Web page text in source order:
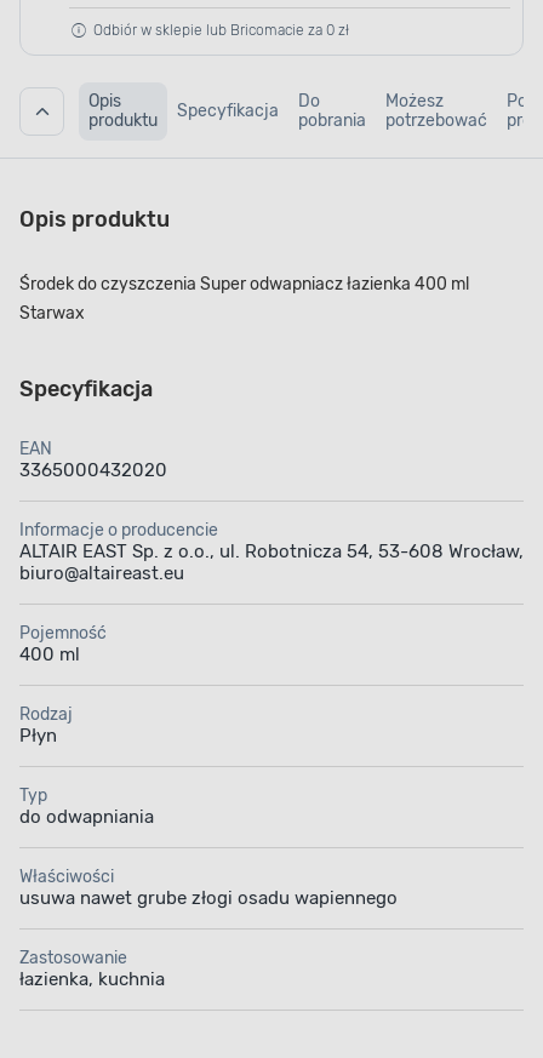
Odbiór w sklepie lub Bricomacie za 0 zł
Opis
produktu
Specyfikacja
Do
pobrania
Możesz
potrzebować
Opis produktu
Środek do czyszczenia Super odwapniacz łazienka 400 ml
Starwax
Specyfikacja
EAN
3365000432020
Informacje o producencie
ALTAIR EAST Sp. z o.o., ul. Robotnicza 54, 53-608 Wrocław,
biuro@altaireast.eu
Pojemność
400 ml
Rodzaj
Płyn
Typ
do odwapniania
Właściwości
usuwa nawet grube złogi osadu wapiennego
Zastosowanie
łazienka, kuchnia